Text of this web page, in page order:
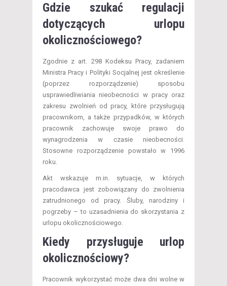
Gdzie szukać regulacji
dotyczących urlopu
okolicznościowego?
Zgodnie z art. 298 Kodeksu Pracy, zadaniem
Ministra Pracy i Polityki Socjalnej jest określenie
(poprzez rozporządzenie) sposobu
usprawiedliwiania nieobecności w pracy oraz
zakresu zwolnień od pracy, które przysługują
pracownikom, a także przypadków, w których
pracownik zachowuje swoje prawo do
wynagrodzenia w czasie nieobecności.
Stosowne rozporządzenie powstało w 1996
roku.
Akt wskazuje m.in. sytuacje, w których
pracodawca jest zobowiązany do zwolnienia
zatrudnionego od pracy. Śluby, narodziny i
pogrzeby – to uzasadnienia do skorzystania z
urlopu okolicznościowego.
Kiedy przysługuje urlop
okolicznościowy?
Pracownik wykorzystać może dwa dni wolne w